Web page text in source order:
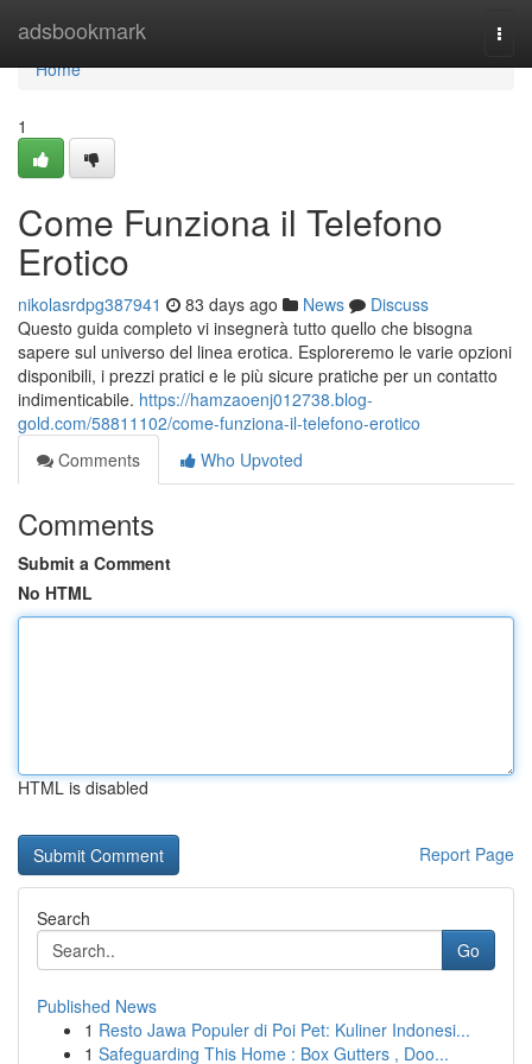
adsbookmark
Home
Home
1
Come Funziona il Telefono
Erotico
nikolasrdpg387941 83 days ago News
Discuss
Questo guida completo vi insegnerà tutto quello che bisogna
sapere sul universo del linea erotica. Esploreremo le varie opzioni
disponibili, i prezzi pratici e le più sicure pratiche per un contatto
indimenticabile. https://hamzaoenj012738.blog-
gold.com/58811102/come-funziona-il-telefono-erotico
Comments
Who Upvoted
Comments
Submit a Comment
No HTML
HTML is disabled
Report Page
Search
Go
Published News
1 Resto Jawa Populer di Poi Pet: Kuliner Indonesi...
1 Safeguarding This Home : Box Gutters , Doo...